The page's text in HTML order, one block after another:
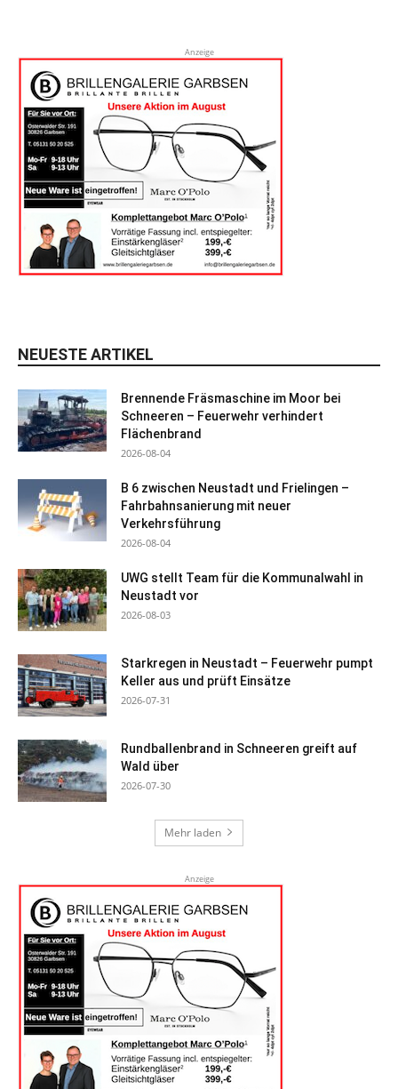
Anzeige
NEUESTE ARTIKEL
Brennende Fräsmaschine im Moor bei
Schneeren – Feuerwehr verhindert
Flächenbrand
2026-08-04
B 6 zwischen Neustadt und Frielingen –
Fahrbahnsanierung mit neuer
Verkehrsführung
2026-08-04
UWG stellt Team für die Kommunalwahl in
Neustadt vor
2026-08-03
Starkregen in Neustadt – Feuerwehr pumpt
Keller aus und prüft Einsätze
2026-07-31
Rundballenbrand in Schneeren greift auf
Wald über
2026-07-30
Mehr laden
Anzeige